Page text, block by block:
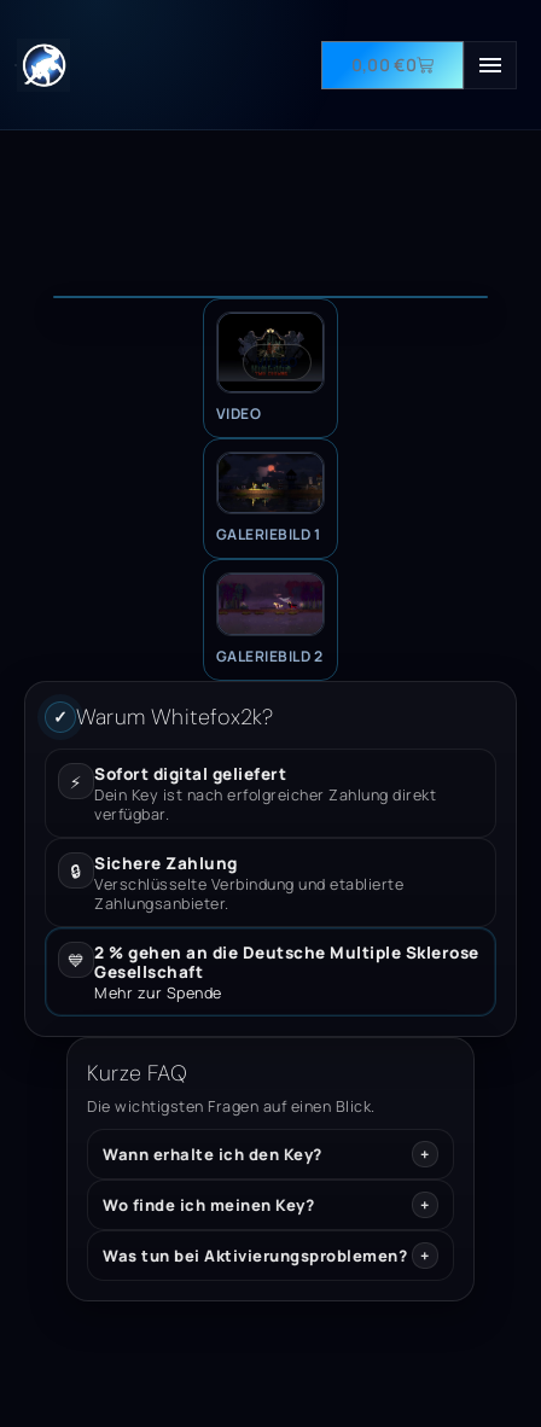
0,00€0
VIDEO
VIDEO
GALERIEBILD 1
GALERIEBILD 2
✓ Warum Whitefox2k?
⚡ Sofort digital geliefert
Dein Key ist nach erfolgreicher Zahlung direkt
verfügbar.
🔒 Sichere Zahlung
Verschlüsselte Verbindung und etablierte
Zahlungsanbieter.
💙 2 % gehen an die Deutsche Multiple Sklerose
Gesellschaft
Mehr zur Spende
Kurze FAQ
Die wichtigsten Fragen auf einen Blick.
Wann erhalte ich den Key?
Wo finde ich meinen Key?
Was tun bei Aktivierungsproblemen?